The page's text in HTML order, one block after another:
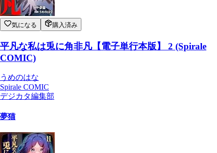
気になる 購入済み
平凡な私は兎に角非凡【電子単行本版】 2 (Spirale
COMIC)
うめのはな
Spirale COMIC
デジカタ編集部
夢猫